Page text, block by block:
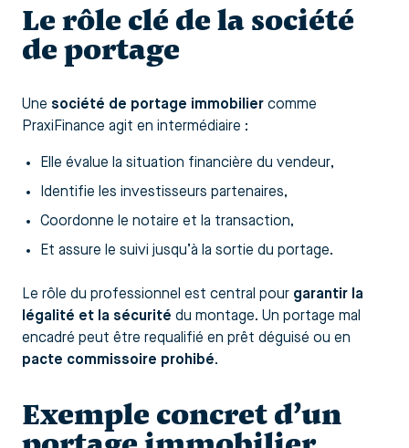
Le rôle clé de la société
de portage
Une société de portage immobilier comme
PraxiFinance agit en intermédiaire :
Elle évalue la situation financière du vendeur,
Identifie les investisseurs partenaires,
Coordonne le notaire et la transaction,
Et assure le suivi jusqu’à la sortie du portage.
Le rôle du professionnel est central pour garantir la
légalité et la sécurité du montage. Un portage mal
encadré peut être requalifié en prêt déguisé ou en
pacte commissoire prohibé.
Exemple concret d’un